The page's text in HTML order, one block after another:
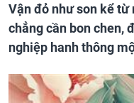
Vận đỏ như son kể từ
chẳng cần bon chen,
nghiệp hanh thông